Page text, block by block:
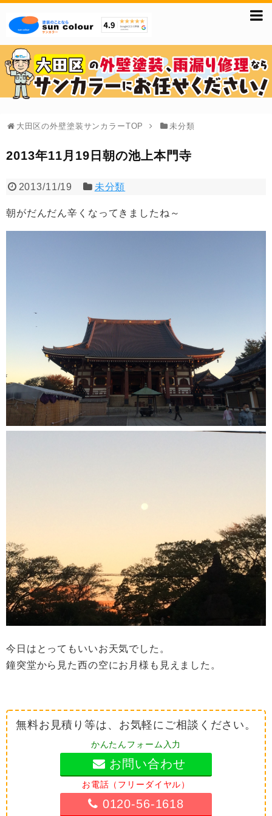
大田区の外壁塗装サンカラーTOP 未分類
2013年11月19日朝の池上本門寺
2013/11/19 未分類
朝がだんだん辛くなってきましたね～
今日はとってもいいお天気でした。
鐘突堂から見た西の空にお月様も見えました。
無料お見積り等は、お気軽にご相談ください。
かんたんフォーム入力
お問い合わせ
お電話（フリーダイヤル）
0120-56-1618